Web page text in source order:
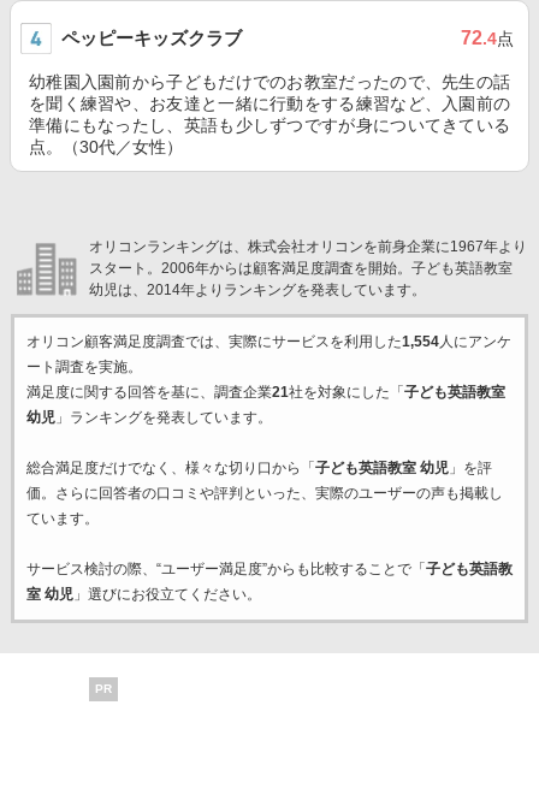
ペッピーキッズクラブ 72.4点
幼稚園入園前から子どもだけでのお教室だったので、先生の話
を聞く練習や、お友達と一緒に行動をする練習など、入園前の
準備にもなったし、英語も少しずつですが身についてきている
点。（30代／女性）
オリコンランキングは、株式会社オリコンを前身企業に1967年より
スタート。2006年からは顧客満足度調査を開始。子ども英語教室
幼児は、2014年よりランキングを発表しています。
オリコン顧客満足度調査では、実際にサービスを利用した1,554人にアンケ
ート調査を実施。
満足度に関する回答を基に、調査企業21社を対象にした「 子ども英語教室
幼児」ランキングを発表しています。
総合満足度だけでなく、様々な切り口から「 子ども英語教室 幼児」を評
価。さらに回答者の口コミや評判といった、実際のユーザーの声も掲載し
ています。
サービス検討の際、“ユーザー満足度”からも比較することで「 子ども英語教
室 幼児」選びにお役立てください。
PR